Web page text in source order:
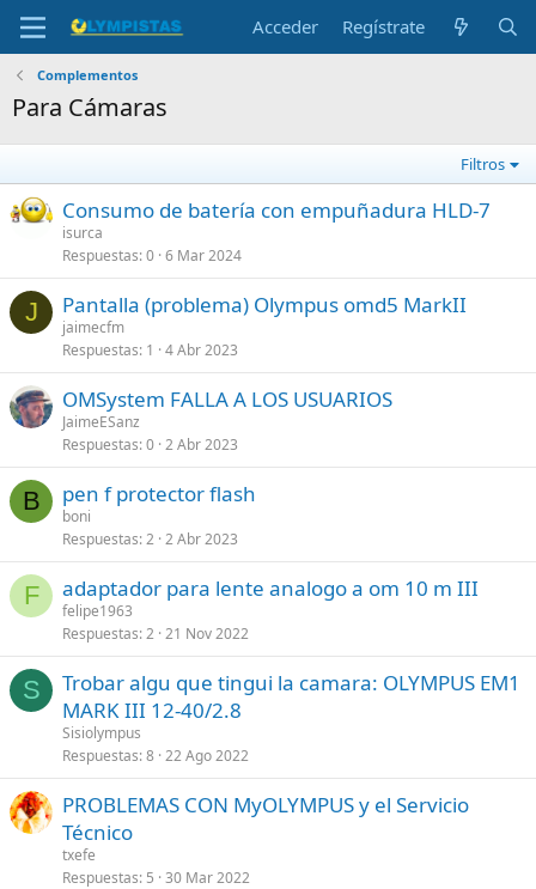
Acceder Regístrate
Complementos
Para Cámaras
Filtros
Consumo de batería con empuñadura HLD-7
isurca
Respuestas 0 6 Mar 2024
J Pantalla (problema) Olympus omd5 MarkII
jaimecfm
Respuestas 1 4 Abr 2023
OMSystem FALLA A LOS USUARIOS
JaimeESanz
Respuestas 0 2 Abr 2023
B pen f protector flash
boni
Respuestas 2 2 Abr 2023
F adaptador para lente analogo a om 10 m III
felipe1963
Respuestas 2 21 Nov 2022
S
Trobar algu que tingui la camara: OLYMPUS EM1
MARK III 12-40/2.8
Sisiolympus
Respuestas 8 22 Ago 2022
PROBLEMAS CON MyOLYMPUS y el Servicio
Técnico
txefe
Respuestas 5 30 Mar 2022